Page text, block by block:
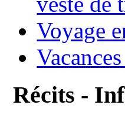
Voyage
Récits -